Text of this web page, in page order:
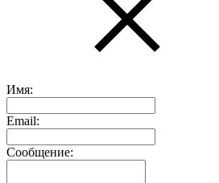
Имя:
Email:
Сообщение: